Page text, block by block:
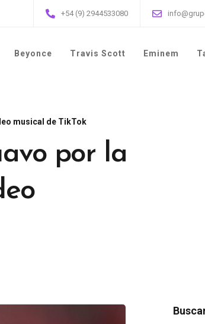
+54 (9) 2944533080
Beyonce Travis Scott Eminem
musical de TikTok
por la